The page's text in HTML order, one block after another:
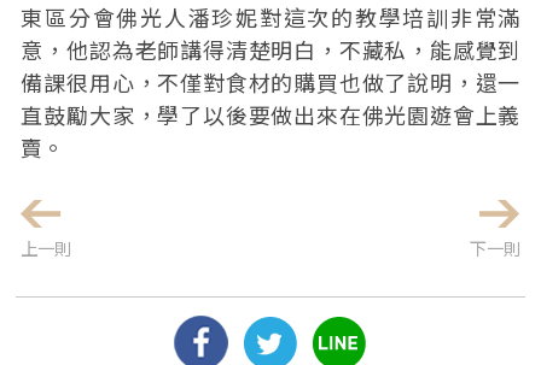
東區分會佛光人潘珍妮對這次的教學培訓非常滿
意，他認為老師講得清楚明白，不藏私，能感覺到
備課很用心，不僅對食材的購買也做了說明，還一
直鼓勵大家，學了以後要做出來在佛光園遊會上義
賣。
上一則 下一則